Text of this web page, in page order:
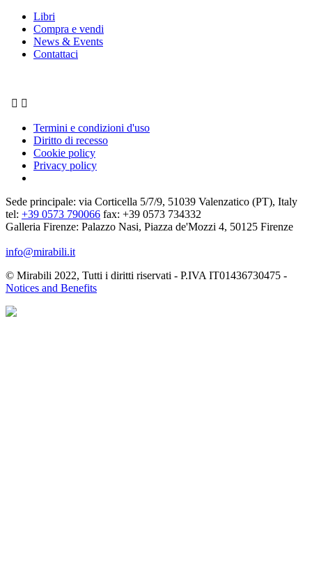
Libri
Compra e vendi
News & Events
Contattaci
 
Termini e condizioni d'uso
Diritto di recesso
Cookie policy
Privacy policy
Sede principale: via Corticella 5/7/9, 51039 Valenzatico (PT), Italy
tel: +39 0573 790066 fax: +39 0573 734332
Galleria Firenze: Palazzo Nasi, Piazza de'Mozzi 4, 50125 Firenze
info@mirabili.it
© Mirabili 2022, Tutti i diritti riservati - P.IVA IT01436730475 -
Notices and Benefits